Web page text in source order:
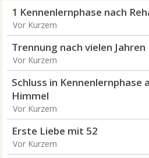
1 Kennenlernphase nach
Vor Kurzem
Trennung nach vielen Jahren
Vor Kurzem
Schluss in Kennenlernphase
Himmel
Vor Kurzem
Erste Liebe mit 52
Vor Kurzem